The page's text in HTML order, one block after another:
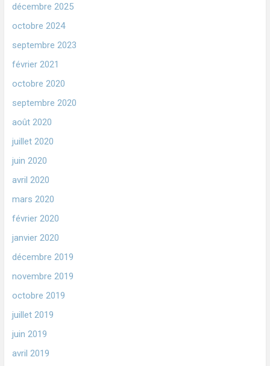
décembre 2025
octobre 2024
septembre 2023
février 2021
octobre 2020
septembre 2020
août 2020
juillet 2020
juin 2020
avril 2020
mars 2020
février 2020
janvier 2020
décembre 2019
novembre 2019
octobre 2019
juillet 2019
juin 2019
avril 2019